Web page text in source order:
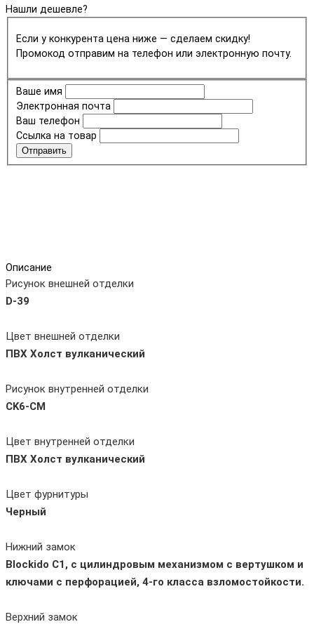
Нашли дешевле?
Если у конкурента цена ниже — сделаем скидку!
Промокод отправим на телефон или электронную почту.
Ваше имя
Электронная почта
Ваш телефон
Ссылка на товар
Отправить
Описание
Рисунок внешней отделки
D-39
Цвет внешней отделки
ПВХ Холст вулканический
Рисунок внутренней отделки
CK6-CM
Цвет внутренней отделки
ПВХ Холст вулканический
Цвет фурнитуры
Черный
Нижний замок
Blockido C1, с цилиндровым механизмом с вертушком и
ключами с перфорацией, 4-го класса взломостойкости.
Верхний замок